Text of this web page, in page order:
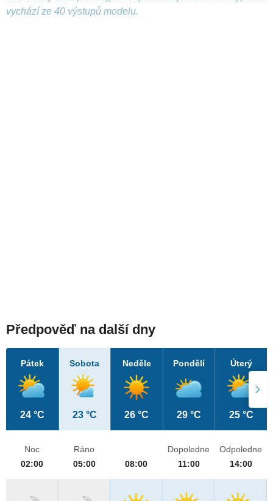
vychází ze 40 výstupů modelu.
Předpověď na další dny
Pátek
24 °C
Sobota
23 °C
Neděle
26 °C
Pondělí
29 °C
Úterý
25 °C
Noc
02:00
Ráno
05:00
08:00
Dopoledne
11:00
Odpoledne
14:00